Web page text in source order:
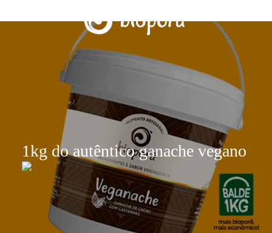
1kg do autêntico ganache vegano